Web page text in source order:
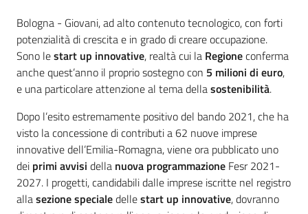
Contenuto
Bologna - Giovani, ad alto contenuto tecnologico, con forti
potenzialità di crescita e in grado di creare occupazione.
Sono lestart up innovative, realtà cui la Regioneconferma
anche quest’anno il proprio sostegno con 5 milioni di euro,
e una particolare attenzione al tema dellasostenibilità.
Dopo l’esito estremamente positivo del bando 2021, che ha
visto la concessione di contributi a 62 nuove imprese
innovative dell’Emilia-Romagna, viene ora pubblicato uno
dei primi avvisi della nuova programmazione Fesr 2021-
2027. I progetti, candidabili dalle imprese iscritte nel registro
allasezione specialedellestart up innovative, dovranno